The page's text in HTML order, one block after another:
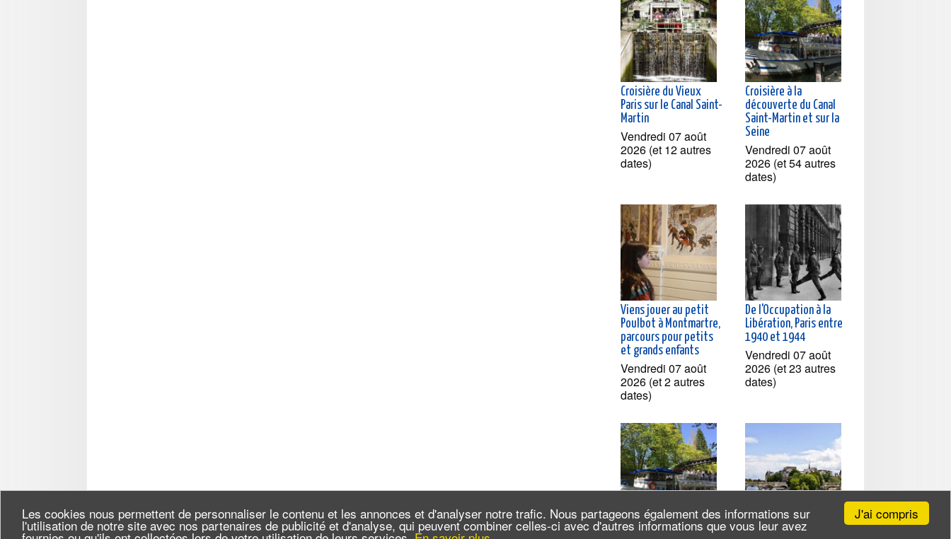
J'ai compris
Les cookies nous permettent de personnaliser le contenu et les annonces et d'analyser notre trafic. Nous partageons également des informations sur
l'utilisation de notre site avec nos partenaires de publicité et d'analyse, qui peuvent combiner celles-ci avec d'autres informations que vous leur avez
Croisière du Vieux
Paris sur le Canal Saint-
Martin
Vendredi 07 août
2026 (et 12 autres
dates)
Croisière à la
découverte du Canal
Saint-Martin et sur la
Seine
Vendredi 07 août
2026 (et 54 autres
dates)
Viens jouer au petit
Poulbot à Montmartre,
parcours pour petits
et grands enfants
Vendredi 07 août
2026 (et 2 autres
dates)
De l'Occupation à la
Libération, Paris entre
1940 et 1944
Vendredi 07 août
2026 (et 23 autres
dates)
Croisière à la
Croisière du canal